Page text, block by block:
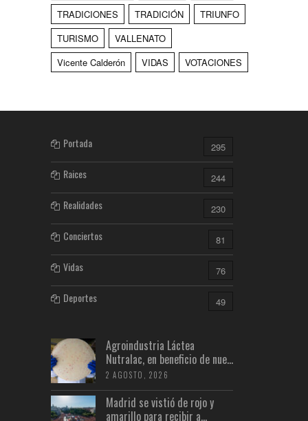
TRADICIONES
TRADICIÓN
TRIUNFO
TURISMO
VALLENATO
Vicente Calderón
VIDAS VOTACIONES
Portada 295
Raices 244
Realidades 230
Conciertos 81
Vidas 76
Deportes 49
Agroindustria Láctea
Nutralac, en beneficio de nue...
2 AGOSTO, 2026
Madrid se vistió de rojo y
amarillo para recibir a...